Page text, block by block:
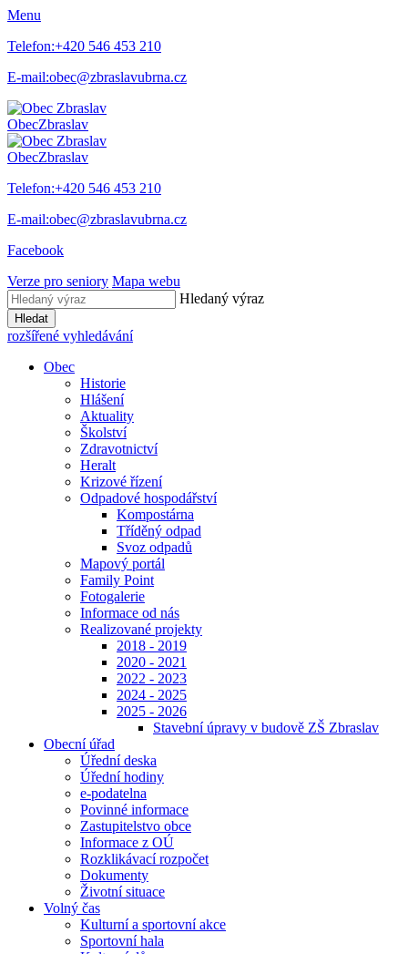
Menu
Telefon:+420 546 453 210
E-mail:obec@zbraslavubrna.cz
ObecZbraslav
ObecZbraslav
Telefon:+420 546 453 210
E-mail:obec@zbraslavubrna.cz
Facebook
Verze pro seniory Mapa webu
Hledaný výraz
Hledat
rozšířené vyhledávání
Obec
Historie
Hlášení
Aktuality
Školství
Zdravotnictví
Heralt
Krizové řízení
Odpadové hospodářství
Kompostárna
Tříděný odpad
Svoz odpadů
Mapový portál
Family Point
Fotogalerie
Informace od nás
Realizované projekty
2018 - 2019
2020 - 2021
2022 - 2023
2024 - 2025
2025 - 2026
Stavební úpravy v budově ZŠ Zbraslav
Obecní úřad
Úřední deska
Úřední hodiny
e-podatelna
Povinné informace
Zastupitelstvo obce
Informace z OÚ
Rozklikávací rozpočet
Dokumenty
Životní situace
Volný čas
Kulturní a sportovní akce
Sportovní hala